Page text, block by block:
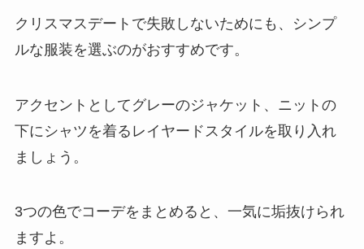
クリスマスデートで失敗しないためにも、シンプ
ルな服装を選ぶのがおすすめです。
アクセントとしてグレーのジャケット、ニットの
下にシャツを着るレイヤードスタイルを取り入れ
ましょう。
3つの色でコーデをまとめると、一気に垢抜けられ
ますよ。